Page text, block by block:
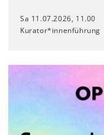
Sa 11.07.2026, 11.00
Kurator*innenführung